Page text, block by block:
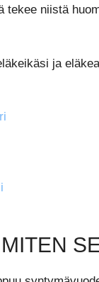
tekee niistä
ja